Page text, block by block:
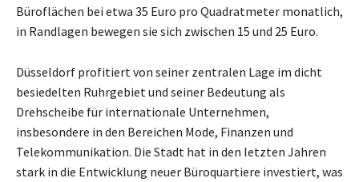
Büroflächen bei etwa 35 Euro pro Quadratmeter monatlich,
in Randlagen bewegen sie sich zwischen 15 und 25 Euro.
Düsseldorf profitiert von seiner zentralen Lage im dicht
besiedelten Ruhrgebiet und seiner Bedeutung als
Drehscheibe für internationale Unternehmen,
insbesondere in den Bereichen Mode, Finanzen und
Telekommunikation. Die Stadt hat in den letzten Jahren
stark in die Entwicklung neuer Büroquartiere investiert, was